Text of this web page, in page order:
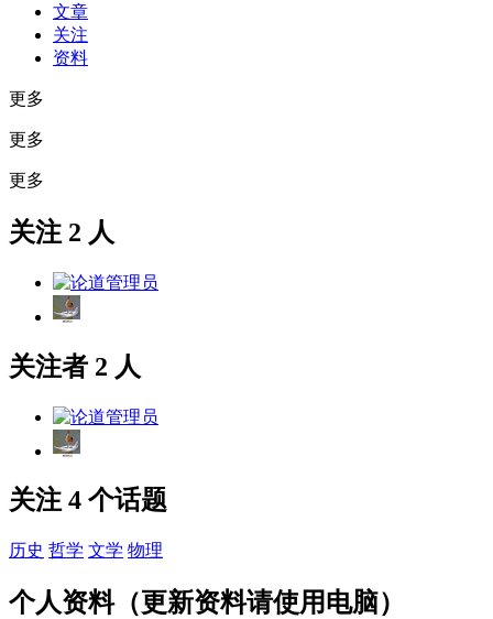
文章
关注
资料
更多
更多
更多
关注 2 人
关注者 2 人
关注 4 个话题
历史 哲学 文学 物理
个人资料（更新资料请使用电脑）